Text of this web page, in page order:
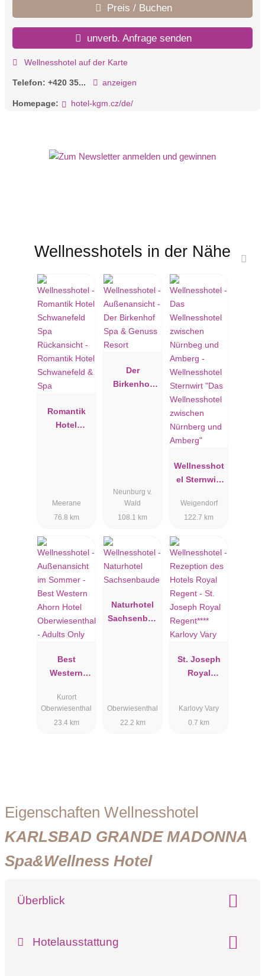
Denkmäler sowie Einkaufsgelegenheiten erreichen.
54 Zimmer - 11 Appartements, 10 Einzelzimmer, 29
Zweibettzimmer, 4 Dreibettzimmmer, incl. rollstuhlgerecht
Ideale Lage des Hotels - Im Zentrum der Kurzone, 150 m von
der SPRUDELQUELLE (72 °C) entfernt, hinter der Maria-
Preis / Buchen
unverb. Anfrage senden
Wellnesshotel auf der Karte
Telefon: +420 35... anzeigen
Homepage: hotel-kgm.cz/de/
Wellnesshotels in der Nähe
Romantik
Hotel
Meerane
76.8 km
Der
Birkenhof
Neunburg v.
Wald
108.1 km
Wellnesshot
el Sternwirt
Wellnesshot
el zwischen
und
Amberg"
Weigendorf
122.7 km
Best
Western
Oberwiesent
hal - Adults
Only
Kurort
Oberwiesenthal
23.4 km
Naturhotel
Sachsenbau
Oberwiesenthal
22.2 km
St. Joseph
Royal
Karlovy Vary
0.7 km
Eigenschaften Wellnesshotel
KARLSBAD GRANDE MADONNA
Spa&Wellness Hotel
Überblick
Wellness & Beauty
Hotelausstattung